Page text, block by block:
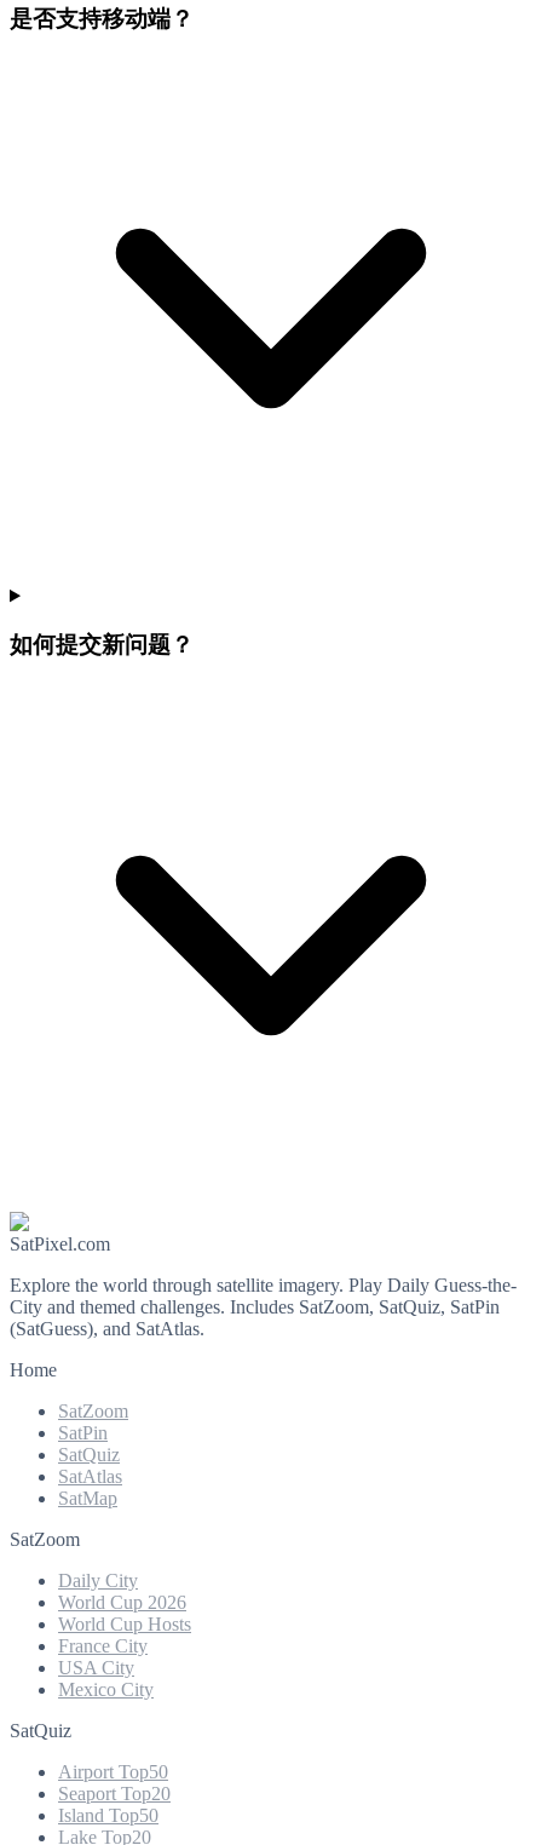
是否支持移动端？
如何提交新问题？
SatPixel.com
Explore the world through satellite imagery. Play Daily Guess-the-
City and themed challenges. Includes SatZoom, SatQuiz, SatPin
(SatGuess), and SatAtlas.
Home
SatZoom
SatPin
SatQuiz
SatAtlas
SatMap
SatZoom
Daily City
World Cup 2026
World Cup Hosts
France City
USA City
Mexico City
SatQuiz
Airport Top50
Seaport Top20
Island Top50
Lake Top20